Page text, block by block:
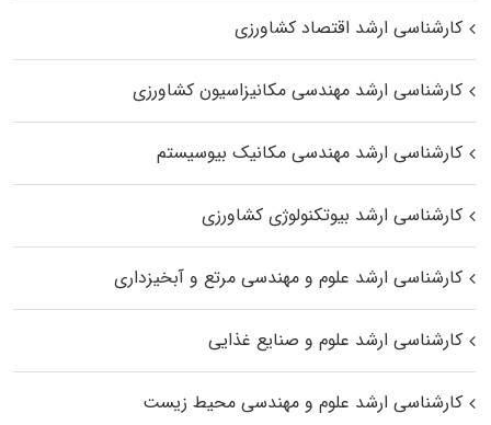
کارشناسی ارشد اقتصاد کشاورزی
کارشناسی ارشد مهندسی مکانیزاسیون کشاورزی
کارشناسی ارشد مهندسی مکانیک بیوسیستم
کارشناسی ارشد بیوتکنولوژی کشاورزی
کارشناسی ارشد علوم و مهندسی مرتع و آبخیزداری
کارشناسی ارشد علوم و صنایع غذایی
کارشناسی ارشد علوم و مهندسی محیط زیست